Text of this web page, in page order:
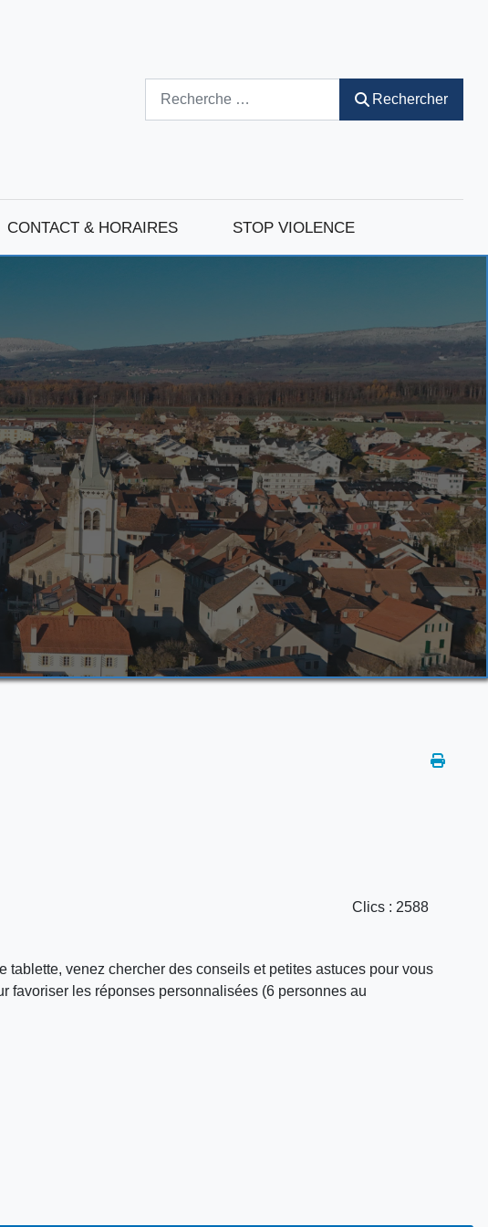
Rechercher
CONTACT & HORAIRES STOP VIOLENCE
Clics: 2588
venez chercher des conseils et petites astuces pour vous
favoriser les réponses personnalisées (6 personnes au